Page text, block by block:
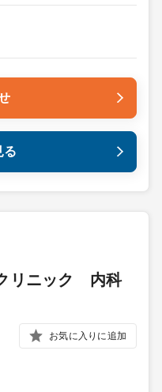
る
リニック 内科
お気に入りに追加